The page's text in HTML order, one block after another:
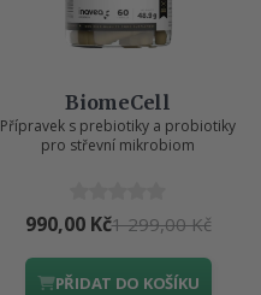
BiomeCell
Přípravek s prebiotiky a probiotiky
pro střevní mikrobiom
990,00 Kč1 299,00 Kč
PŘIDAT DO KOŠÍKU